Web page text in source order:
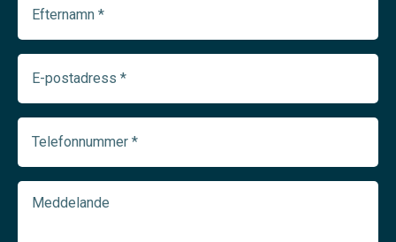
(Required)
postadress
(Required)
(Required)